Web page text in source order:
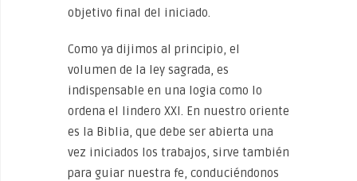
objetivo final del iniciado.
Como ya dijimos al principio, el
volumen de la ley sagrada, es
indispensable en una logia como lo
ordena el lindero XXI. En nuestro oriente
es la Biblia, que debe ser abierta una
vez iniciados los trabajos, sirve también
para guiar nuestra fe, conduciéndonos